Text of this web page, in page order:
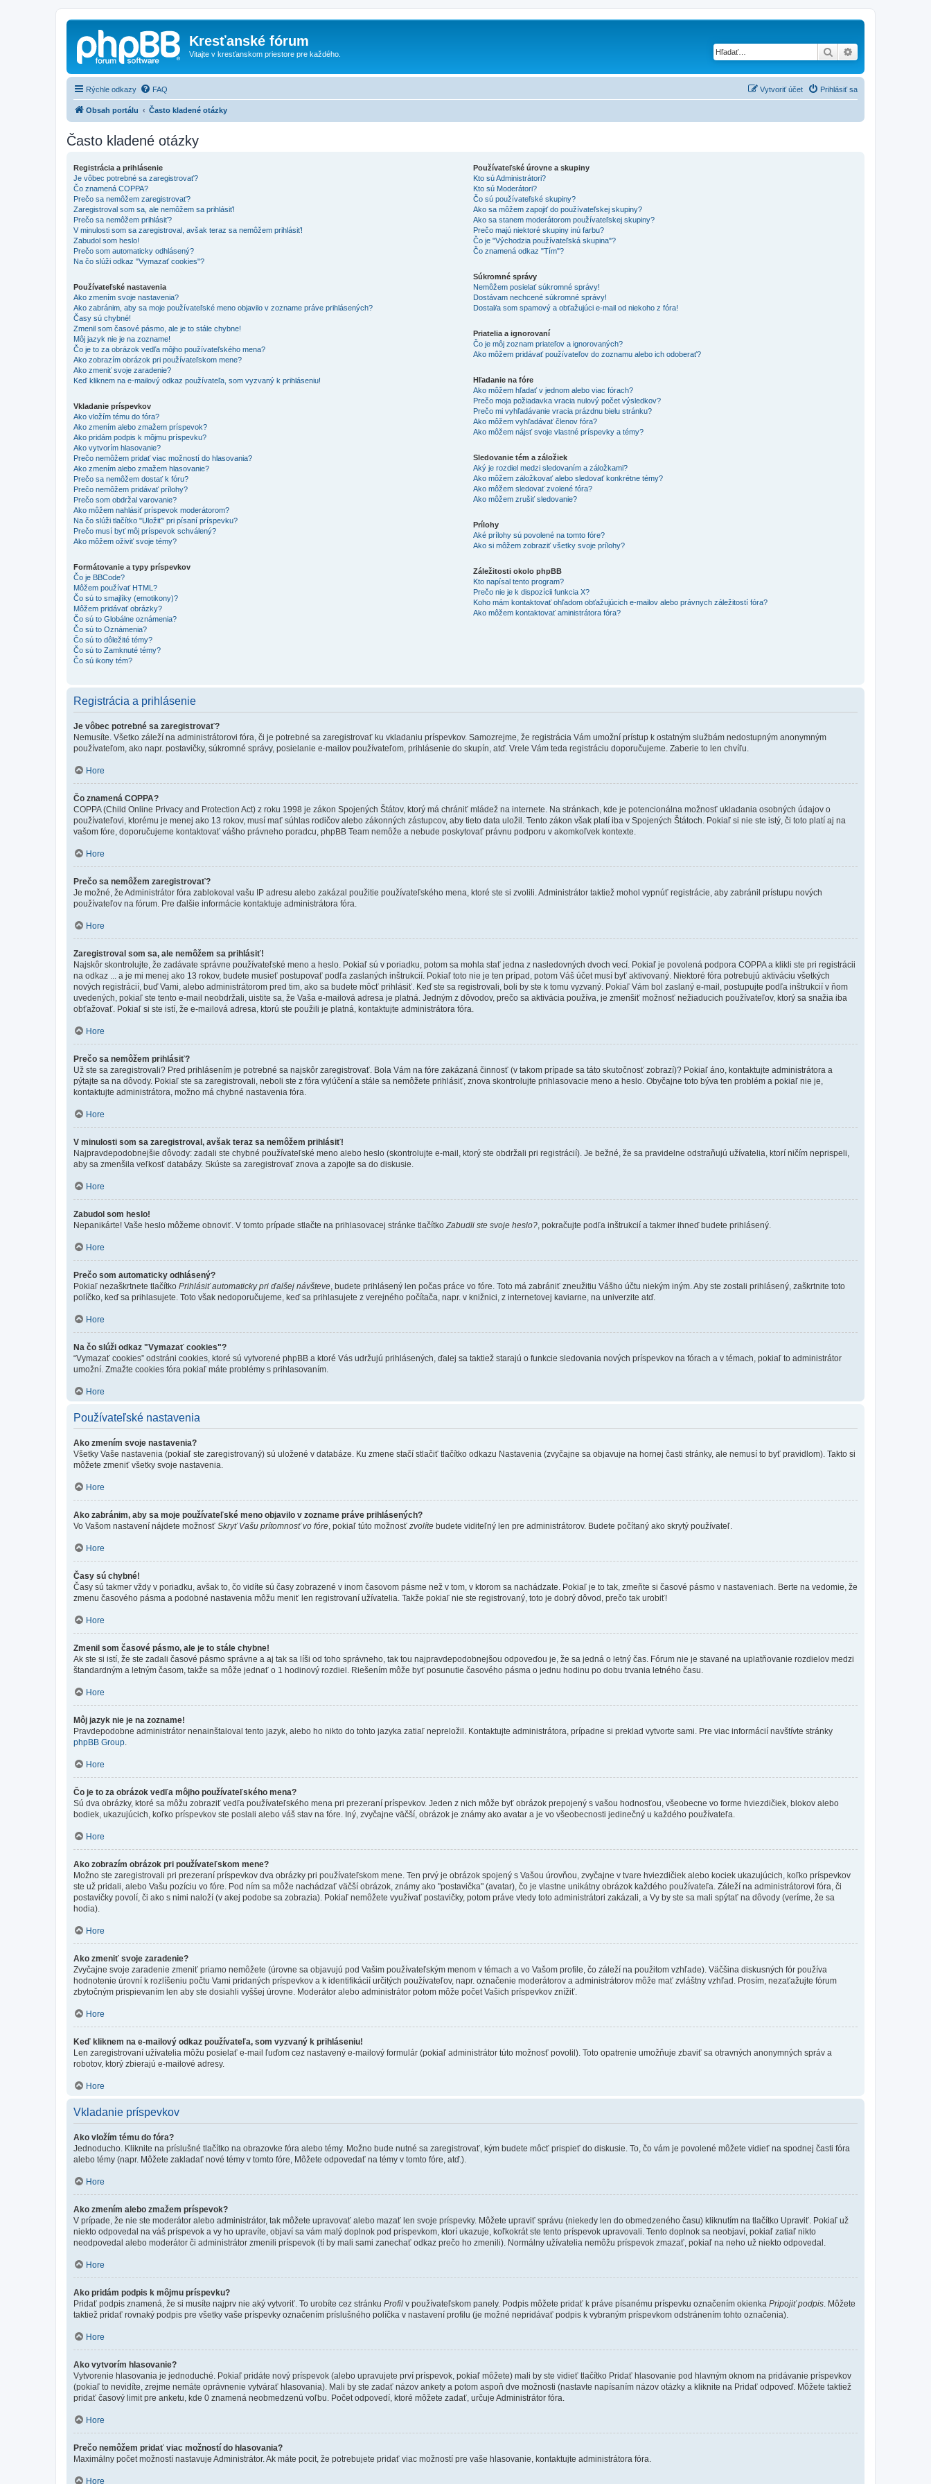
Kresťanské fórum
Vitajte v kresťanskom priestore pre každého. Hľadať
Rýchle odkazy FAQ Prihlásiť sa
Vytvoriť účet
Obsah portálu Často kladené otázky
Často kladené otázky
Registrácia a prihlásenie
Je vôbec potrebné sa zaregistrovať?
Čo znamená COPPA?
Prečo sa nemôžem zaregistrovať?
Zaregistroval som sa, ale nemôžem sa prihlásiť!
Prečo sa nemôžem prihlásiť?
V minulosti som sa zaregistroval, avšak teraz sa nemôžem prihlásiť!
Zabudol som heslo!
Prečo som automaticky odhlásený?
Na čo slúži odkaz "Vymazať cookies"?
Používateľské nastavenia
Ako zmením svoje nastavenia?
Ako zabránim, aby sa moje používateľské meno objavilo v zozname práve prihlásených?
Časy sú chybné!
Zmenil som časové pásmo, ale je to stále chybne!
Môj jazyk nie je na zozname!
Čo je to za obrázok vedľa môjho používateľského mena?
Ako zobrazím obrázok pri používateľskom mene?
Ako zmeniť svoje zaradenie?
Keď kliknem na e-mailový odkaz používateľa, som vyzvaný k prihláseniu!
Vkladanie príspevkov
Ako vložím tému do fóra?
Ako zmením alebo zmažem príspevok?
Ako pridám podpis k môjmu príspevku?
Ako vytvorím hlasovanie?
Prečo nemôžem pridať viac možností do hlasovania?
Ako zmením alebo zmažem hlasovanie?
Prečo sa nemôžem dostať k fóru?
Prečo nemôžem pridávať prílohy?
Prečo som obdržal varovanie?
Ako môžem nahlásiť príspevok moderátorom?
Na čo slúži tlačítko "Uložiť" pri písaní príspevku?
Prečo musí byť môj príspevok schválený?
Ako môžem oživiť svoje témy?
Formátovanie a typy príspevkov
Čo je BBCode?
Môžem používať HTML?
Čo sú to smajlíky (emotikony)?
Môžem pridávať obrázky?
Čo sú to Globálne oznámenia?
Čo sú to Oznámenia?
Čo sú to dôležité témy?
Čo sú to Zamknuté témy?
Čo sú ikony tém?
Používateľské úrovne a skupiny
Kto sú Administrátori?
Kto sú Moderátori?
Čo sú používateľské skupiny?
Ako sa môžem zapojiť do používateľskej skupiny?
Ako sa stanem moderátorom používateľskej skupiny?
Prečo majú niektoré skupiny inú farbu?
Čo je "Východzia používateľská skupina"?
Čo znamená odkaz "Tím"?
Súkromné správy
Nemôžem posielať súkromné správy!
Dostávam nechcené súkromné správy!
Dostal/a som spamový a obťažujúci e-mail od niekoho z fóra!
Priatelia a ignorovaní
Čo je môj zoznam priateľov a ignorovaných?
Ako môžem pridávať používateľov do zoznamu alebo ich odoberať?
Hľadanie na fóre
Ako môžem hľadať v jednom alebo viac fórach?
Prečo moja požiadavka vracia nulový počet výsledkov?
Prečo mi vyhľadávanie vracia prázdnu bielu stránku?
Ako môžem vyhľadávať členov fóra?
Ako môžem nájsť svoje vlastné príspevky a témy?
Sledovanie tém a záložiek
Aký je rozdiel medzi sledovaním a záložkami?
Ako môžem záložkovať alebo sledovať konkrétne témy?
Ako môžem sledovať zvolené fóra?
Ako môžem zrušiť sledovanie?
Prílohy
Aké prílohy sú povolené na tomto fóre?
Ako si môžem zobraziť všetky svoje prílohy?
Záležitosti okolo phpBB
Kto napísal tento program?
Prečo nie je k dispozícii funkcia X?
Koho mám kontaktovať ohľadom obťažujúcich e-mailov alebo právnych záležitostí fóra?
Ako môžem kontaktovať aministrátora fóra?
Registrácia a prihlásenie
Je vôbec potrebné sa zaregistrovať?
Nemusíte. Všetko záleží na administrátorovi fóra, či je potrebné sa zaregistrovať ku vkladaniu príspevkov. Samozrejme, že registrácia Vám umožní prístup k ostatným službám nedostupným anonymným
používateľom, ako napr. postavičky, súkromné správy, posielanie e-mailov používateľom, prihlásenie do skupín, atď. Vrele Vám teda registráciu doporučujeme. Zaberie to len chvíľu.
Hore
Čo znamená COPPA?
COPPA (Child Online Privacy and Protection Act) z roku 1998 je zákon Spojených Štátov, ktorý má chrániť mládež na internete. Na stránkach, kde je potencionálna možnosť ukladania osobných údajov o
používateľovi, ktorému je menej ako 13 rokov, musí mať súhlas rodičov alebo zákonných zástupcov, aby tieto data uložil. Tento zákon však platí iba v Spojených Štátoch. Pokiaľ si nie ste istý, či toto platí aj na
vašom fóre, doporučujeme kontaktovať vášho právneho poradcu, phpBB Team nemôže a nebude poskytovať právnu podporu v akomkoľvek kontexte.
Hore
Prečo sa nemôžem zaregistrovať?
Je možné, že Administrátor fóra zablokoval vašu IP adresu alebo zakázal použitie používateľského mena, ktoré ste si zvolili. Administrátor taktiež mohol vypnúť registrácie, aby zabránil prístupu nových
používateľov na fórum. Pre ďalšie informácie kontaktuje administrátora fóra.
Hore
Zaregistroval som sa, ale nemôžem sa prihlásiť!
Najskôr skontrolujte, že zadávate správne používateľské meno a heslo. Pokiaľ sú v poriadku, potom sa mohla stať jedna z nasledovných dvoch vecí. Pokiaľ je povolená podpora COPPA a klikli ste pri registrácii
na odkaz ... a je mi menej ako 13 rokov, budete musieť postupovať podľa zaslaných inštrukcií. Pokiaľ toto nie je ten prípad, potom Váš účet musí byť aktivovaný. Niektoré fóra potrebujú aktiváciu všetkých
nových registrácií, buď Vami, alebo administrátorom pred tim, ako sa budete môcť prihlásiť. Keď ste sa registrovali, boli by ste k tomu vyzvaný. Pokiaľ Vám bol zaslaný e-mail, postupujte podľa inštrukcií v ňom
uvedených, pokiaľ ste tento e-mail neobdržali, uistite sa, že Vaša e-mailová adresa je platná. Jedným z dôvodov, prečo sa aktivácia používa, je zmenšiť možnosť nežiaducich používateľov, ktorý sa snažia iba
obťažovať. Pokiaľ si ste istí, že e-mailová adresa, ktorú ste použili je platná, kontaktujte administrátora fóra.
Hore
Prečo sa nemôžem prihlásiť?
Už ste sa zaregistrovali? Pred prihlásením je potrebné sa najskôr zaregistrovať. Bola Vám na fóre zakázaná činnosť (v takom prípade sa táto skutočnosť zobrazí)? Pokiaľ áno, kontaktujte administrátora a
pýtajte sa na dôvody. Pokiaľ ste sa zaregistrovali, neboli ste z fóra vylúčení a stále sa nemôžete prihlásiť, znova skontrolujte prihlasovacie meno a heslo. Obyčajne toto býva ten problém a pokiaľ nie je,
kontaktujte administrátora, možno má chybné nastavenia fóra.
Hore
V minulosti som sa zaregistroval, avšak teraz sa nemôžem prihlásiť!
Najpravdepodobnejšie dôvody: zadali ste chybné používateľské meno alebo heslo (skontrolujte e-mail, ktorý ste obdržali pri registrácií). Je bežné, že sa pravidelne odstraňujú užívatelia, ktorí ničím neprispeli,
aby sa zmenšila veľkosť databázy. Skúste sa zaregistrovať znova a zapojte sa do diskusie.
Hore
Zabudol som heslo!
Nepanikárte! Vaše heslo môžeme obnoviť. V tomto prípade stlačte na prihlasovacej stránke tlačítko Zabudli ste svoje heslo? , pokračujte podľa inštrukcií a takmer ihneď budete prihlásený.
Hore
Prečo som automaticky odhlásený?
Pokiaľ nezaškrtnete tlačítko Prihlásiť automaticky pri ďalšej návšteve , budete prihlásený len počas práce vo fóre. Toto má zabrániť zneužitiu Vášho účtu niekým iným. Aby ste zostali prihlásený, zaškrtnite toto
políčko, keď sa prihlasujete. Toto však nedoporučujeme, keď sa prihlasujete z verejného počítača, napr. v knižnici, z internetovej kaviarne, na univerzite atď.
Hore
Na čo slúži odkaz "Vymazať cookies"?
“Vymazať cookies” odstráni cookies, ktoré sú vytvorené phpBB a ktoré Vás udržujú prihlásených, ďalej sa taktiež starajú o funkcie sledovania nových príspevkov na fórach a v témach, pokiaľ to administrátor
umožní. Zmažte cookies fóra pokiaľ máte problémy s prihlasovaním.
Hore
Používateľské nastavenia
Ako zmením svoje nastavenia?
Všetky Vaše nastavenia (pokiaľ ste zaregistrovaný) sú uložené v databáze. Ku zmene stačí stlačiť tlačítko odkazu Nastavenia (zvyčajne sa objavuje na hornej časti stránky, ale nemusí to byť pravidlom). Takto si
môžete zmeniť všetky svoje nastavenia.
Hore
Ako zabránim, aby sa moje používateľské meno objavilo v zozname práve prihlásených?
Vo Vašom nastavení nájdete možnosť Skryť Vašu prítomnosť vo fóre , pokiaľ túto možnosť zvolíte budete viditeľný len pre administrátorov. Budete počítaný ako skrytý používateľ.
Hore
Časy sú chybné!
Časy sú takmer vždy v poriadku, avšak to, čo vidíte sú časy zobrazené v inom časovom pásme než v tom, v ktorom sa nachádzate. Pokiaľ je to tak, zmeňte si časové pásmo v nastaveniach. Berte na vedomie, že
zmenu časového pásma a podobné nastavenia môžu meniť len registrovaní užívatelia. Takže pokiaľ nie ste registrovaný, toto je dobrý dôvod, prečo tak urobiť!
Hore
Zmenil som časové pásmo, ale je to stále chybne!
Ak ste si istí, že ste zadali časové pásmo správne a aj tak sa líši od toho správneho, tak tou najpravdepodobnejšou odpoveďou je, že sa jedná o letný čas. Fórum nie je stavané na uplatňovanie rozdielov medzi
štandardným a letným časom, takže sa môže jednať o 1 hodinový rozdiel. Riešením môže byť posunutie časového pásma o jednu hodinu po dobu trvania letného času.
Hore
Môj jazyk nie je na zozname!
Pravdepodobne administrátor nenainštaloval tento jazyk, alebo ho nikto do tohto jazyka zatiaľ nepreložil. Kontaktujte administrátora, prípadne si preklad vytvorte sami. Pre viac informácií navštívte stránky
phpBB Group
Hore
Čo je to za obrázok vedľa môjho používateľského mena?
Sú dva obrázky, ktoré sa môžu zobraziť vedľa používateľského mena pri prezeraní príspevkov. Jeden z nich môže byť obrázok prepojený s vašou hodnosťou, všeobecne vo forme hviezdičiek, blokov alebo
bodiek, ukazujúcich, koľko príspevkov ste poslali alebo váš stav na fóre. Iný, zvyčajne väčší, obrázok je známy ako avatar a je vo všeobecnosti jedinečný u každého používateľa.
Hore
Ako zobrazím obrázok pri používateľskom mene?
Možno ste zaregistrovali pri prezeraní príspevkov dva obrázky pri používateľskom mene. Ten prvý je obrázok spojený s Vašou úrovňou, zvyčajne v tvare hviezdičiek alebo kociek ukazujúcich, koľko príspevkov
ste už pridali, alebo Vašu pozíciu vo fóre. Pod ním sa môže nachádzať väčší obrázok, známy ako "postavička" (avatar), čo je vlastne unikátny obrázok každého používateľa. Záleží na administrátorovi fóra, či
postavičky povolí, či ako s nimi naloží (v akej podobe sa zobrazia). Pokiaľ nemôžete využívať postavičky, potom práve vtedy toto administrátori zakázali, a Vy by ste sa mali spýtať na dôvody (veríme, že sa
hodia).
Hore
Ako zmeniť svoje zaradenie?
Zvyčajne svoje zaradenie zmeniť priamo nemôžete (úrovne sa objavujú pod Vašim používateľským menom v témach a vo Vašom profile, čo záleží na použitom vzhľade). Väčšina diskusných fór používa
hodnotenie úrovní k rozlíšeniu počtu Vami pridaných príspevkov a k identifikácií určitých používateľov, napr. označenie moderátorov a administrátorov môže mať zvláštny vzhľad. Prosím, nezaťažujte fórum
zbytočným prispievaním len aby ste dosiahli vyššej úrovne. Moderátor alebo administrátor potom môže počet Vašich príspevkov znížiť.
Hore
Keď kliknem na e-mailový odkaz používateľa, som vyzvaný k prihláseniu!
Len zaregistrovaní užívatelia môžu posielať e-mail ľuďom cez nastavený e-mailový formulár (pokiaľ administrátor túto možnosť povolil). Toto opatrenie umožňuje zbaviť sa otravných anonymných správ a
robotov, ktorý zbierajú e-mailové adresy.
Hore
Vkladanie príspevkov
Ako vložím tému do fóra?
Jednoducho. Kliknite na príslušné tlačítko na obrazovke fóra alebo témy. Možno bude nutné sa zaregistrovať, kým budete môcť prispieť do diskusie. To, čo vám je povolené môžete vidieť na spodnej časti fóra
alebo témy (napr. Môžete zakladať nové témy v tomto fóre, Môžete odpovedať na témy v tomto fóre, atď.).
Hore
Ako zmením alebo zmažem príspevok?
V prípade, že nie ste moderátor alebo administrátor, tak môžete upravovať alebo mazať len svoje príspevky. Môžete upraviť správu (niekedy len do obmedzeného času) kliknutím na tlačítko Upraviť. Pokiaľ už
niekto odpovedal na váš príspevok a vy ho upravíte, objaví sa vám malý doplnok pod príspevkom, ktorí ukazuje, koľkokrát ste tento príspevok upravovali. Tento doplnok sa neobjaví, pokiaľ zatiaľ nikto
neodpovedal alebo moderátor či administrátor zmenili príspevok (tí by mali sami zanechať odkaz prečo ho zmenili). Normálny užívatelia nemôžu príspevok zmazať, pokiaľ na neho už niekto odpovedal.
Hore
Ako pridám podpis k môjmu príspevku?
Pridať podpis znamená, že si musíte najprv nie aký vytvoriť. To urobíte cez stránku Profil v používateľskom panely. Podpis môžete pridať k práve písanému príspevku označením okienka Pripojiť podpis . Môžete
taktiež pridať rovnaký podpis pre všetky vaše príspevky označením príslušného políčka v nastavení profilu (je možné nepridávať podpis k vybraným príspevkom odstránením tohto označenia).
Hore
Ako vytvorím hlasovanie?
Vytvorenie hlasovania je jednoduché. Pokiaľ pridáte nový príspevok (alebo upravujete prví príspevok, pokiaľ môžete) mali by ste vidieť tlačítko Pridať hlasovanie pod hlavným oknom na pridávanie príspevkov
(pokiaľ to nevidíte, zrejme nemáte oprávnenie vytvárať hlasovania). Mali by ste zadať názov ankety a potom aspoň dve možnosti (nastavte napísaním názov otázky a kliknite na Pridať odpoveď. Môžete taktiež
pridať časový limit pre anketu, kde 0 znamená neobmedzenú voľbu. Počet odpovedí, ktoré môžete zadať, určuje Administrátor fóra.
Hore
Prečo nemôžem pridať viac možností do hlasovania?
Maximálny počet možností nastavuje Administrátor. Ak máte pocit, že potrebujete pridať viac možností pre vaše hlasovanie, kontaktujte administrátora fóra.
Hore